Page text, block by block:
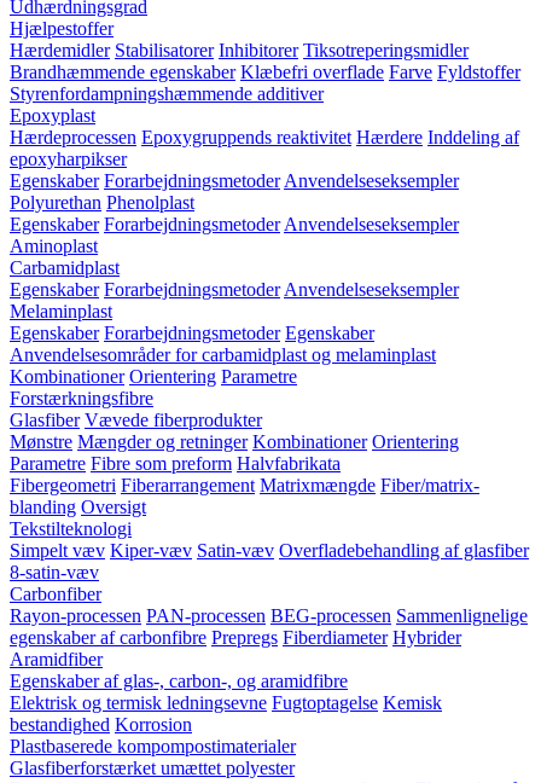
Udhærdningsgrad
Hjælpestoffer
Hærdemidler Stabilisatorer Inhibitorer Tiksotreperingsmidler
Brandhæmmende egenskaber Klæbefri overflade Farve Fyldstoffer
Styrenfordampningshæmmende additiver
Epoxyplast
Hærdeprocessen Epoxygruppends reaktivitet Hærdere Inddeling af
epoxyharpikser
Egenskaber Forarbejdningsmetoder Anvendelseseksempler
Polyurethan Phenolplast
Egenskaber Forarbejdningsmetoder Anvendelseseksempler
Aminoplast
Carbamidplast
Egenskaber Forarbejdningsmetoder Anvendelseseksempler
Melaminplast
Egenskaber Forarbejdningsmetoder Egenskaber
Anvendelsesområder for carbamidplast og melaminplast
Kombinationer Orientering Parametre
Forstærkningsfibre
Glasfiber Vævede fiberprodukter
Mønstre Mængder og retninger Kombinationer Orientering
Parametre Fibre som preform Halvfabrikata
Fibergeometri Fiberarrangement Matrixmængde Fiber/matrix-
blanding Oversigt
Tekstilteknologi
Simpelt væv Kiper-væv Satin-væv Overfladebehandling af glasfiber
8-satin-væv
Carbonfiber
Rayon-processen PAN-processen BEG-processen Sammenlignelige
egenskaber af carbonfibre Prepregs Fiberdiameter Hybrider
Aramidfiber
Egenskaber af glas-, carbon-, og aramidfibre
Elektrisk og termisk ledningsevne Fugtoptagelse Kemisk
bestandighed Korrosion
Plastbaserede kompompostimaterialer
Glasfiberforstærket umættet polyester